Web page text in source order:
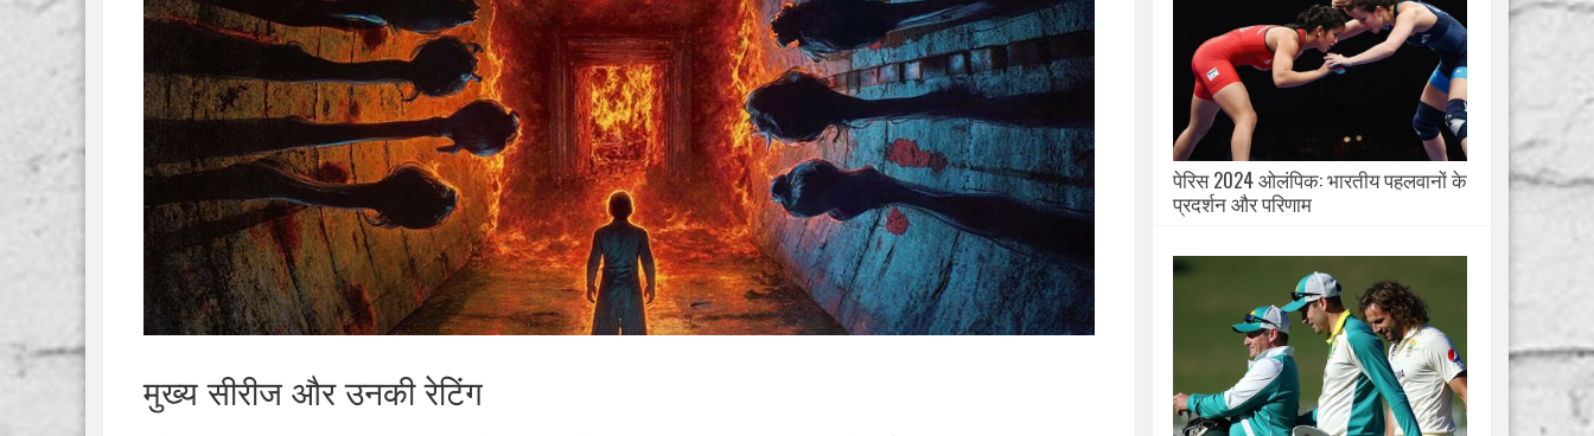
मुख्य सीरीज और उनकी रेटिंग
पेरिस 2024 ओलंपिक: भारतीय पहलवानों के
प्रदर्शन और परिणाम